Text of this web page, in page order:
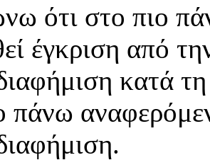
ότι στο πιο
έγκριση από
κατά
πάνω